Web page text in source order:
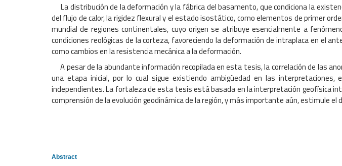
La distribución de la deformación y la fábrica del basamento, que condiciona la
del flujo de calor, la rigidez flexural y el estado isostático, como elementos de primer
mundial de regiones continentales, cuyo origen se atribuye esencialmente a
condiciones reológicas de la corteza, favoreciendo la deformación de intraplaca en el
como cambios en la resistencia mecánica a la deformación.
A pesar de la abundante información recopilada en esta tesis, la correlación de las
una etapa inicial, por lo cual sigue existiendo ambigüedad en las
independientes. La fortaleza de esta tesis está basada en la interpretación geofísica
comprensión de la evolución geodinámica de la región, y más importante aún, estimule
Abstract